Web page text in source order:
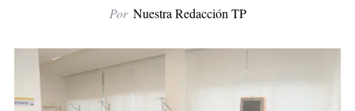
Por Nuestra Redacción TP